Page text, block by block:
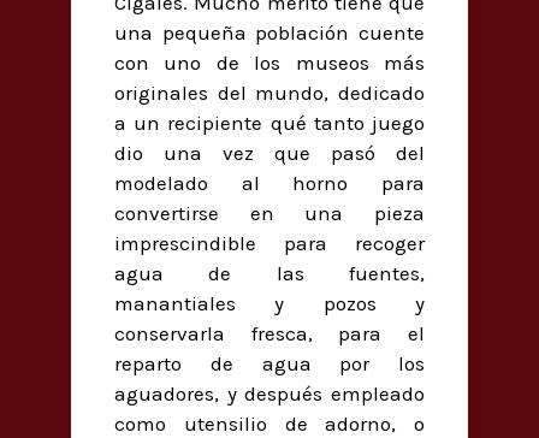
una pequeña población cuente
con uno de los museos más
originales del mundo, dedicado
a un recipiente qué tanto juego
dio una vez que pasó del
modelado al horno para
convertirse en una pieza
imprescindible para recoger
agua de las fuentes,
manantiales y pozos y
conservarla fresca, para el
reparto de agua por los
aguadores, y después empleado
como utensilio de adorno, o